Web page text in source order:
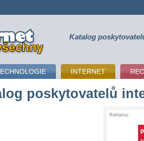
Katalog
INTERNET
poskytovatelů
Reklama: